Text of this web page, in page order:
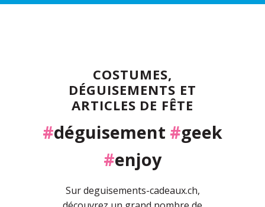
COSTUMES,
DÉGUISEMENTS ET
ARTICLES DE FÊTE
#déguisement #geek
#enjoy
Sur deguisements-cadeaux.ch,